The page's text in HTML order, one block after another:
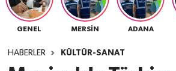
GENEL MERSIN ADANA
HABERLER KÜLTÜR-SANAT
Gündem
Sağlık
Süper Lig Puan Durumu ve
Son Dakika Haberleri